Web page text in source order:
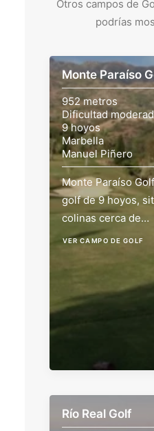
Otros campos de
podrías
Monte Paraíso
952 metros
Dificultad
9 hoyos
Marbella
Manuel Piñero
Monte Paraíso
golf de 9 hoyos,
colinas cerca de…
VER CAMPO DE GOLF
Río Real Golf